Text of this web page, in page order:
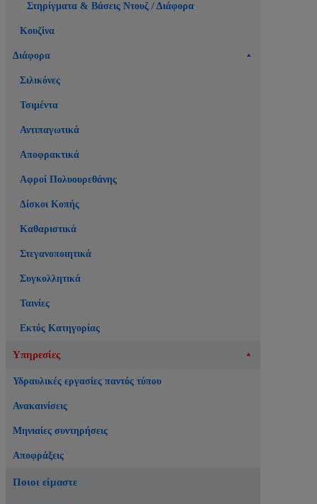
Στηρίγματα & Βάσεις Ντουζ / Διάφορα
Κουζίνα
Διάφορα
Σιλικόνες
Τσιμέντα
Αντιπαγωτικά
Αποφρακτικά
Αφροί Πολυουρεθάνης
Δίσκοι Κοπής
Καθαριστικά
Στεγανοποιητικά
Συγκολλητικά
Ταινίες
Εκτός Κατηγορίας
Υπηρεσίες
Υδραυλικές εργασίες παντός τύπου
Ανακαινίσεις
Μηνιαίες συντηρήσεις
Αποφράξεις
Ποιοι είμαστε